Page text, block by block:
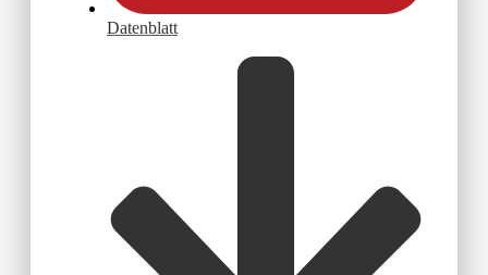
Datenblatt